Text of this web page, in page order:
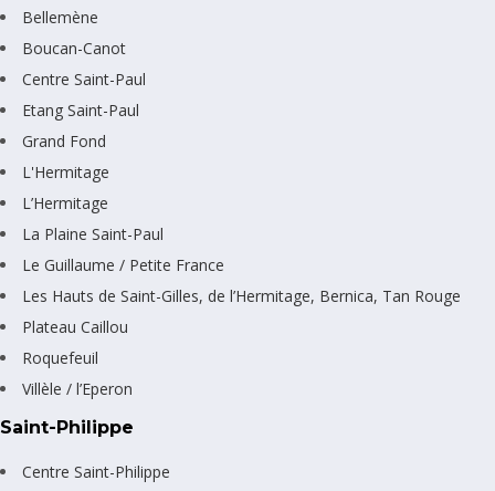
Bellemène
Boucan-Canot
Centre Saint-Paul
Etang Saint-Paul
Grand Fond
L'Hermitage
L’Hermitage
La Plaine Saint-Paul
Le Guillaume / Petite France
Les Hauts de Saint-Gilles, de l’Hermitage, Bernica, Tan Rouge
Plateau Caillou
Roquefeuil
Villèle / l’Eperon
Saint-Philippe
Centre Saint-Philippe